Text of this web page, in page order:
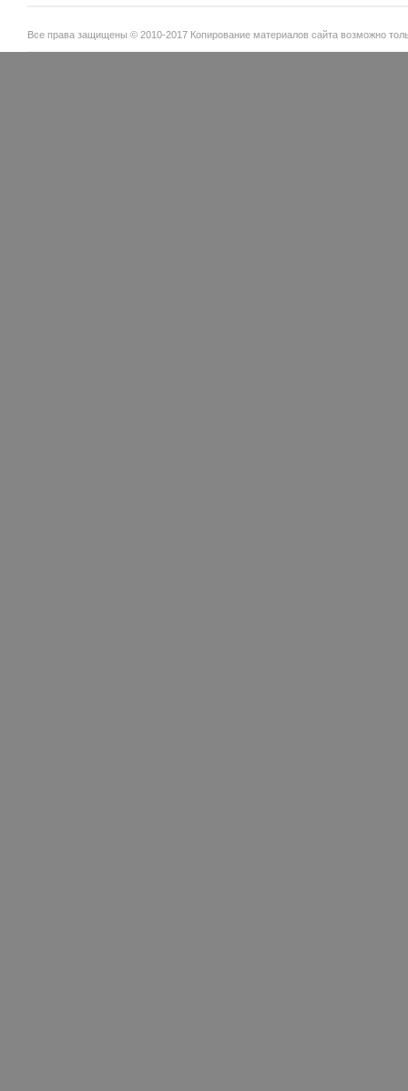
Все права защищены © 2010-2017 Копирование материалов сайта возможно